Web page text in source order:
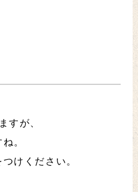
すが、
。
けください。